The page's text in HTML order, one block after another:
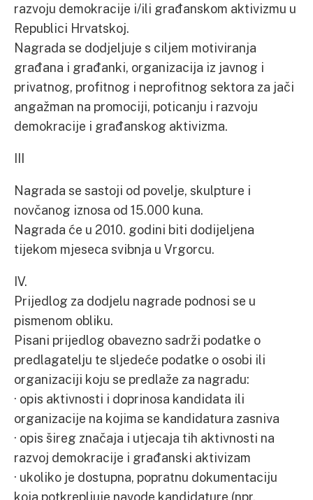
razvoju demokracije i/ili građanskom aktivizmu u
Republici Hrvatskoj.
Nagrada se dodjeljuje s ciljem motiviranja
građana i građanki, organizacija iz javnog i
privatnog, profitnog i neprofitnog sektora za jači
angažman na promociji, poticanju i razvoju
demokracije i građanskog aktivizma.
III
Nagrada se sastoji od povelje, skulpture i
novčanog iznosa od 15.000 kuna.
Nagrada će u 2010. godini biti dodijeljena
tijekom mjeseca svibnja u Vrgorcu.
IV.
Prijedlog za dodjelu nagrade podnosi se u
pismenom obliku.
Pisani prijedlog obavezno sadrži podatke o
predlagatelju te sljedeće podatke o osobi ili
organizaciji koju se predlaže za nagradu:
· opis aktivnosti i doprinosa kandidata ili
organizacije na kojima se kandidatura zasniva
· opis šireg značaja i utjecaja tih aktivnosti na
razvoj demokracije i građanski aktivizam
· ukoliko je dostupna, popratnu dokumentaciju
koja potkrepljuje navode kandidature (npr.